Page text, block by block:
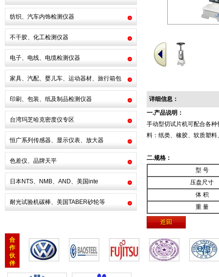
纺织、汽车内饰检测仪器
不干胶、化工检测仪器
电子、电线、电缆检测仪器
家具、汽配、婴儿车、运动器材、旅行箱包
印刷、包装、纸及制品检测仪器
台湾玛芝哈克密度仪专区
恒广系列传感器、显示仪表、放大器
色差仪、品牌天平
日本NTS、NMB、AND、美国inte
耐光试验机碳棒、美国TABER砂轮等
详细信息：
一.产品说明：
手动型切试片机可配合各
料：纸类、橡胶、软质塑
二.规格：
型 号
压盘尺寸
体 积
重 量
合
作
伙
伴